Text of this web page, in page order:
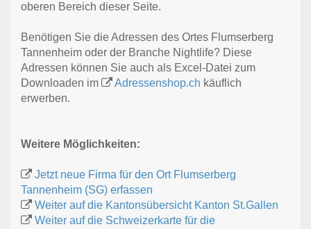
oberen Bereich dieser Seite.
Benötigen Sie die Adressen des Ortes Flumserberg
Tannenheim oder der Branche Nightlife? Diese
Adressen können Sie auch als Excel-Datei zum
Downloaden im
Adressenshop.ch käuflich
erwerben.
Weitere Möglichkeiten:
Jetzt neue Firma für den Ort Flumserberg
Tannenheim (SG) erfassen
Weiter auf die Kantonsübersicht Kanton St.Gallen
Weiter auf die Schweizerkarte für die